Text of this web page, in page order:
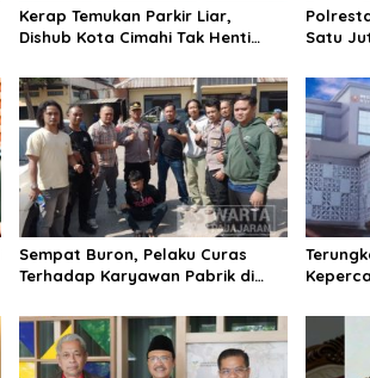
Kerap Temukan Parkir Liar,
Dishub Kota Cimahi Tak Henti
Satu
Sempat Buron, Pelaku Curas
Terhadap Karyawan Pabrik di
Polisi